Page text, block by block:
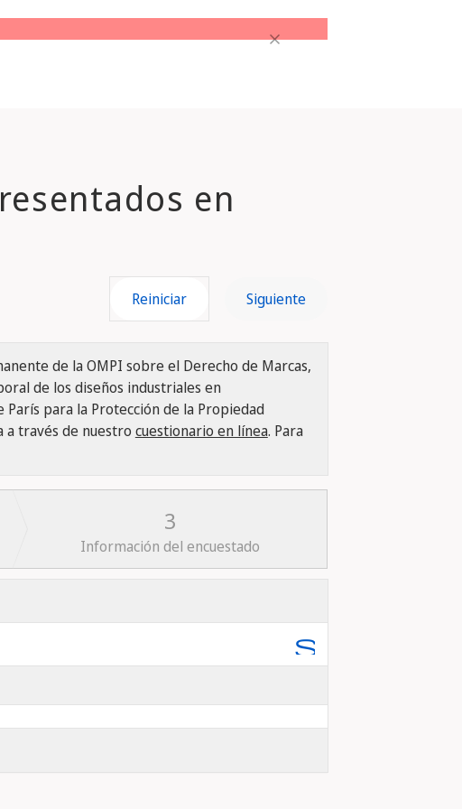
en
Reiniciar Siguiente
de la OMPI sobre el Derecho de Marcas,
de los diseños industriales en
para la Protección de la Propiedad
a través de nuestro cuestionario en línea. Para
3
Información del encuestado
Hide